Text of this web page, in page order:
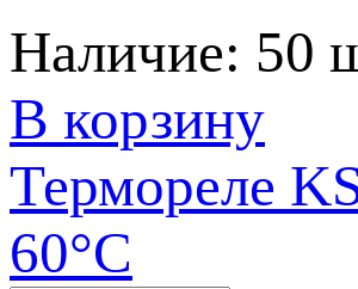
Наличие: 50
В корзину
Термореле
60°С